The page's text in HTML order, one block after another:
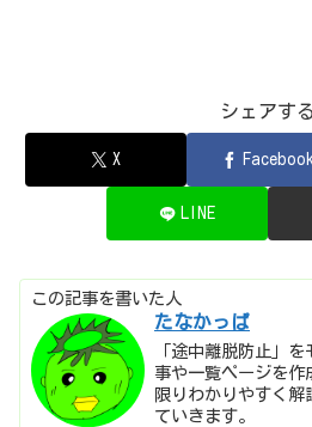
シェアする
X
LINE
この記事を書いた人
たなかっぱ
「途中離脱防止」
事や一覧ページを作
限りわかりやすく解
ていきます。